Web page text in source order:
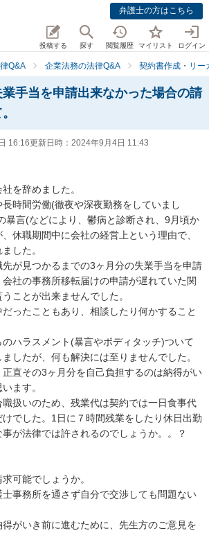
弁護士の方はこちら
投稿する 探す 閲覧履歴 マイリスト ログイン
Q&A 企業法務の法律Q&A 契約書作成・リー
手当を申請出来なかった場合の請
16:16更新日時： 2024年9月4日 11:43
を辞めました。
時間労働(徹夜や深夜勤務をしていまし
暴言(などにより、鬱病と診断され、9月頃か
休職期間中に会社の経営上という理由で、
した。
が見つかるまでの3ヶ月分の失業手当を申請
会社の事務所移転届けの申請が遅れていた関
ことが出来ませんでした。
ったこともあり、相談したり何かすること
ハラスメント(暴言やボディタッチ)ついて
したが、何も解決には至りませんでした。
直その3ヶ月分を自己負担するのは納得がい
ます。
扱いのため、残業代は契約では一日食事代
でした。1日に７時間残業をしたり休日出勤
が法律では許されるのでしょうか。。？
可能でしょうか。
士事務所を通さず自分で交渉しても問題ない
がいき前に進むために、先生方のご意見を